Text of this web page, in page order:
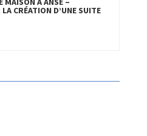
CRÉATION D’UNE SUITE